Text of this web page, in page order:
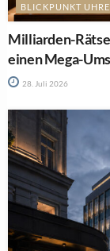
BLICKPUNKT
Milliarden-
einen Mega-
28. Juli 2026